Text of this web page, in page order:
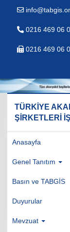
0216 469 06
0216 469 06
TÜRKİYE
ŞİRKETLERİ
Anasayfa
Genel Tanıtım
Basın ve TABGİS
Duyurular
Mevzuat